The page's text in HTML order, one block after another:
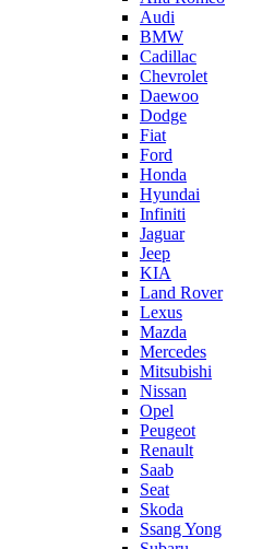
Audi
BMW
Cadillac
Chevrolet
Daewoo
Dodge
Fiat
Ford
Honda
Hyundai
Infiniti
Jaguar
Jeep
KIA
Land Rover
Lexus
Mazda
Mercedes
Mitsubishi
Nissan
Opel
Peugeot
Renault
Saab
Seat
Skoda
Ssang Yong